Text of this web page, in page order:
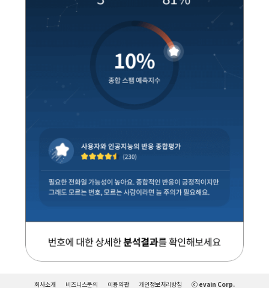
회사소개 비즈니스문의 이용약관 개인정보처리방침 ⓒ evain Corp.